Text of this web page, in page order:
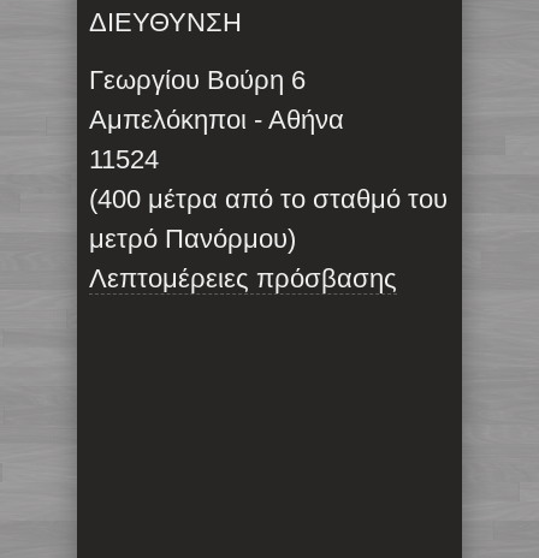
ΔΙΕΥΘΥΝΣΗ
Γεωργίου Βούρη 6
Αμπελόκηποι - Αθήνα
11524
(400 μέτρα από το σταθμό του
μετρό Πανόρμου)
Λεπτομέρειες πρόσβασης